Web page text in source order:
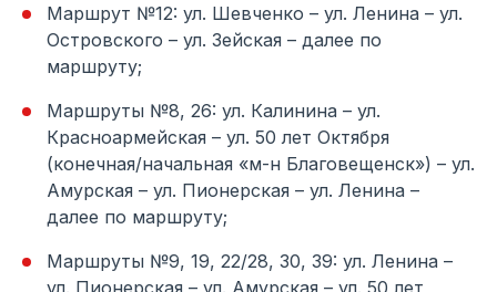
Маршрут №12: ул. Шевченко – ул. Ленина – ул.
Островского – ул. Зейская – далее по
маршруту;
Маршруты №8, 26: ул. Калинина – ул.
Красноармейская – ул. 50 лет Октября
(конечная/начальная «м-н Благовещенск») – ул.
Амурская – ул. Пионерская – ул. Ленина –
далее по маршруту;
Маршруты №9, 19, 22/28, 30, 39: ул. Ленина –
ул. Пионерская – ул. Амурская – ул. 50 лет